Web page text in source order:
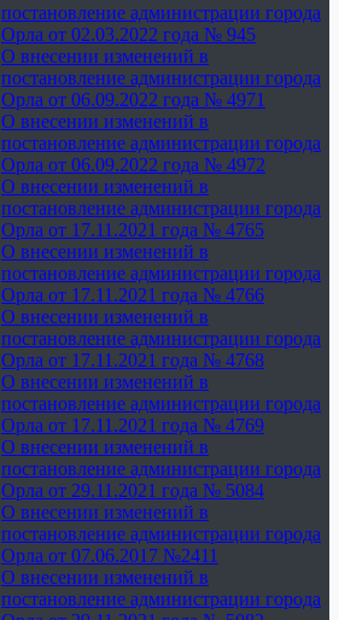
постановление администрации города
Орла от 02.03.2022 года № 945
О внесении изменений в
постановление администрации города
Орла от 06.09.2022 года № 4971
О внесении изменений в
постановление администрации города
Орла от 06.09.2022 года № 4972
О внесении изменений в
постановление администрации города
Орла от 17.11.2021 года № 4765
О внесении изменений в
постановление администрации города
Орла от 17.11.2021 года № 4766
О внесении изменений в
постановление администрации города
Орла от 17.11.2021 года № 4768
О внесении изменений в
постановление администрации города
Орла от 17.11.2021 года № 4769
О внесении изменений в
постановление администрации города
Орла от 29.11.2021 года № 5084
О внесении изменений в
постановление администрации города
Орла от 07.06.2017 №2411
О внесении изменений в
постановление администрации города